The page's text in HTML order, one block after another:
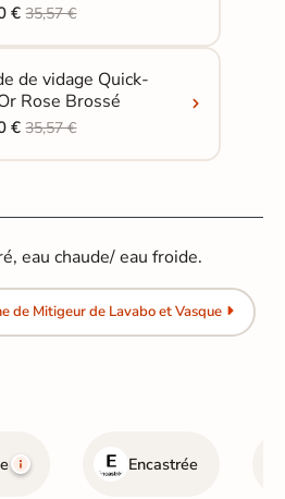
€35,57 €
de vidage Quick-
Rose Brossé
€35,57 €
eau chaude/ eau froide.
de Mitigeur de Lavabo et Vasque
Encastrée